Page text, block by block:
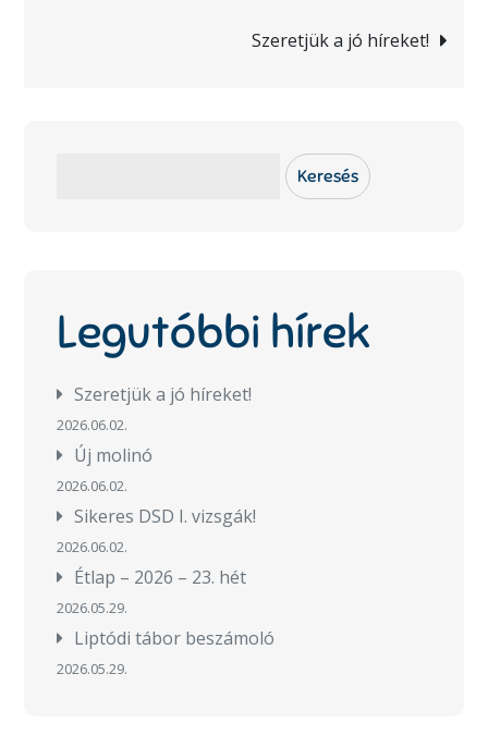
Szeretjük a jó híreket!
Keresés
Legutóbbi hírek
Szeretjük a jó híreket!
2026.06.02.
Új molinó
2026.06.02.
Sikeres DSD I. vizsgák!
2026.06.02.
Étlap – 2026 – 23. hét
2026.05.29.
Liptódi tábor beszámoló
2026.05.29.